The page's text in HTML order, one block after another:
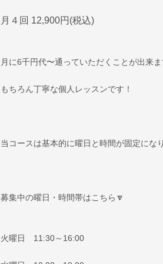
月４回 12,900円(税込)
月に6千円代〜通っていただくことが出来
もちろん丁寧な個人レッスンです！
当コースは基本的に曜日と時間が固定にな
募集中の曜日・時間帯はこちら🔽
火曜日 11:30～16:00